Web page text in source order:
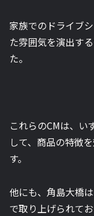
家族でのドライブ
た雰囲気を演出す
た。
これらのCMは、
して、商品の特徴
す。
他にも、角島大橋
で取り上げられて